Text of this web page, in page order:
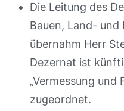
Die Leitung des
Bauen, Land-
übernahm Herr
Dezernat ist
„Vermessung und
zugeordnet.